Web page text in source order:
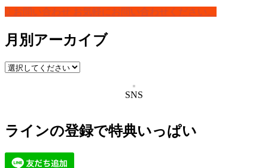
お問い合わせ お気軽にお問い合わせください。
月別アーカイブ
SNS
ラインの登録で特典いっぱい